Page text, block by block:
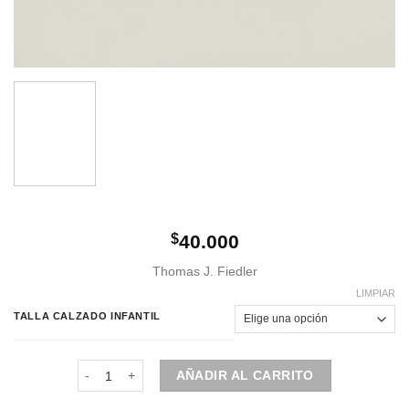
$40.000
Thomas J. Fiedler
TALLA CALZADO INFANTIL
LIMPIAR
Calzado de niño | COD: 113M cantidad
AÑADIR AL CARRITO